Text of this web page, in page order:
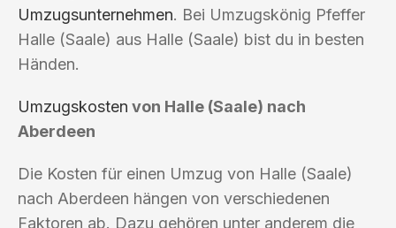
Umzugsunternehmen. Bei Umzugskönig Pfeffer
Halle (Saale) aus Halle (Saale) bist du in besten
Händen.
Umzugskosten von Halle (Saale) nach
Aberdeen
Die Kosten für einen Umzug von Halle (Saale)
nach Aberdeen hängen von verschiedenen
Faktoren ab. Dazu gehören unter anderem die